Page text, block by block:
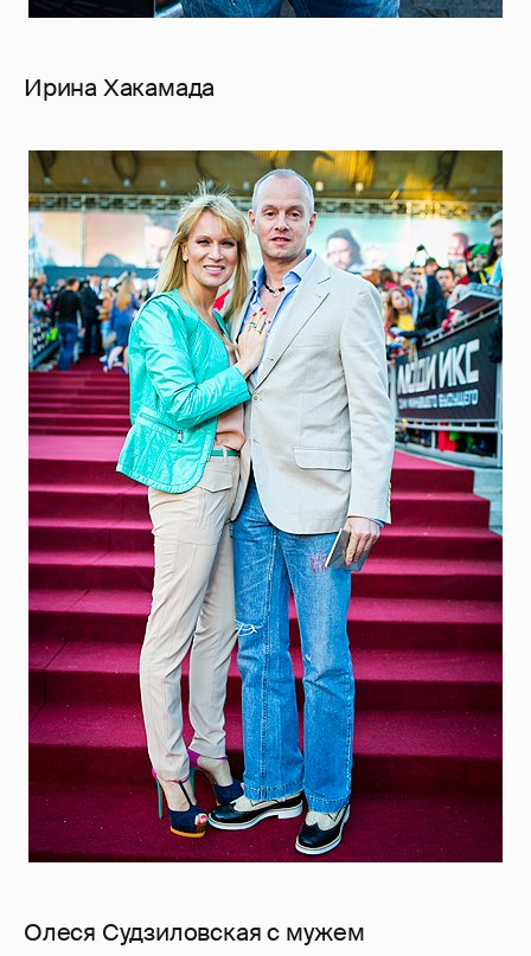
Ирина Хакамада
Олеся Судзиловская с мужем